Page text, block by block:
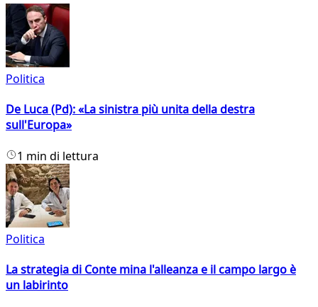
Politica
De Luca (Pd): «La sinistra più unita della destra
sull'Europa»
1 min di lettura
Politica
La strategia di Conte mina l'alleanza e il campo largo è
un labirinto